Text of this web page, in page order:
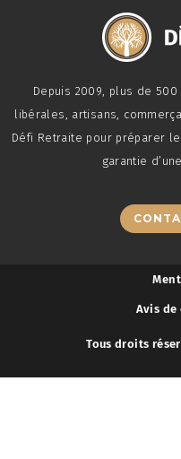
Depuis 2009, plus de
libérales, artisans,
Défi Retraite pour préparer
garantie
Avis
Tous droits